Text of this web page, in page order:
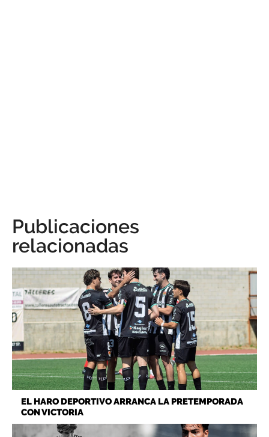
Publicaciones
relacionadas
EL HARO DEPORTIVO ARRANCA LA PRETEMPORADA
CON VICTORIA